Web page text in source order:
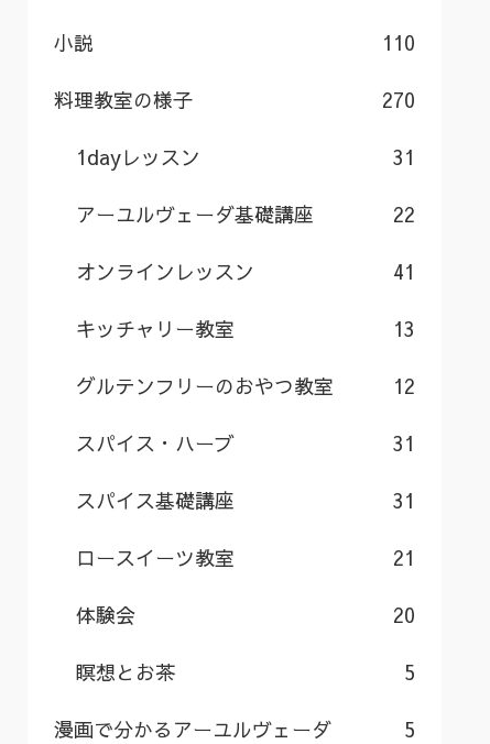
小説 110
料理教室の様子 270
1dayレッスン 31
アーユルヴェーダ基礎講座 22
オンラインレッスン 41
キッチャリー教室 13
グルテンフリーのおやつ教室 12
スパイス・ハーブ 31
スパイス基礎講座 31
ロースイーツ教室 21
体験会 20
瞑想とお茶 5
漫画で分かるアーユルヴェーダ 5